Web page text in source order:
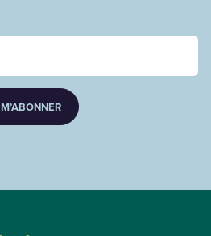
M’ABONNER